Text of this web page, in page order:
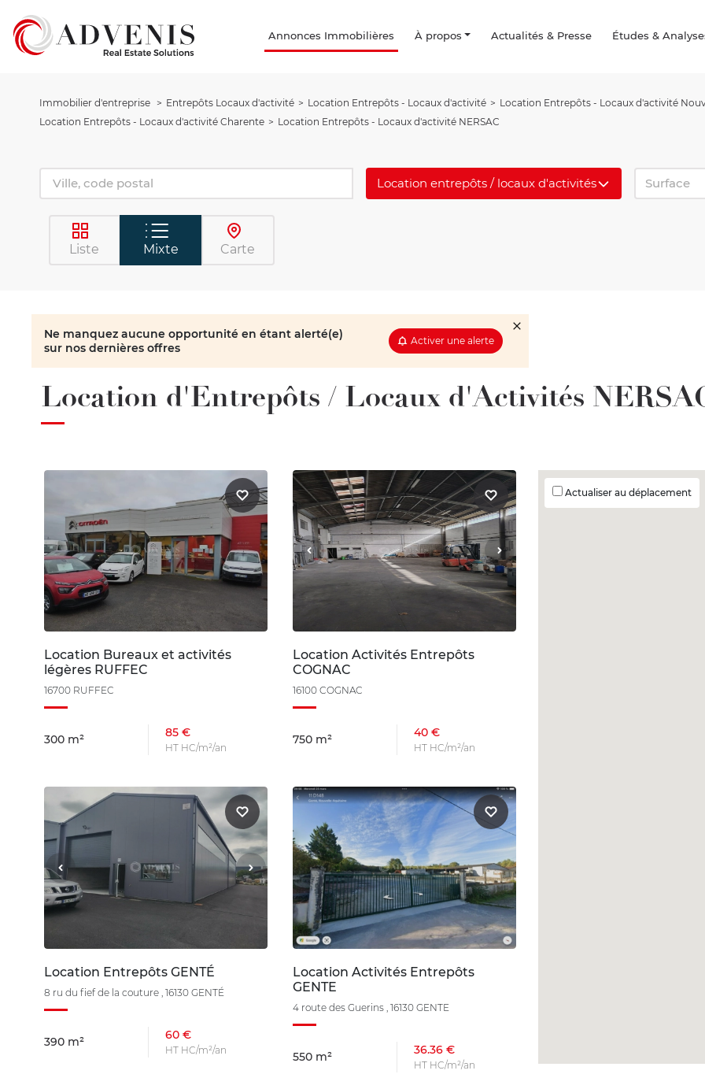
Annonces Immobilières À propos Actualités & Presse Études &
Immobilier d'entreprise Entrepôts Locaux d'activité Location Entrepôts - Locaux d'activité
Location Entrepôts - Locaux d'activité
Location Entrepôts - Locaux d'activité Charente
Location Entrepôts - Locaux d'activité NERSAC
Location entrepôts / locaux d'activités Surface
Liste Mixte Carte
Ne manquez aucune opportunité en étant alerté(e)
sur nos dernières offres
Activer une alerte
Location d'Entrepôts / Locaux d'Activités
Location Bureaux et activités
légères RUFFEC
16700 RUFFEC
300 m² 85 €
HT HC/m²/an
Location Activités Entrepôts
COGNAC
16100 COGNAC
750 m² 40 €
HT HC/m²/an
Location Entrepôts GENTÉ
8 ru du fief de la couture , 16130 GENTÉ
390 m² 60 €
HT HC/m²/an
Location Activités Entrepôts
GENTE
4 route des Guerins , 16130 GENTE
550 m² 36.36 €
HT HC/m²/an
Actualiser au déplacement